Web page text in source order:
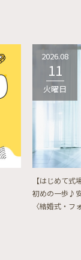
2026.08
11
火曜日
【はじめて式
初めの一歩♪
〈結婚式・フ